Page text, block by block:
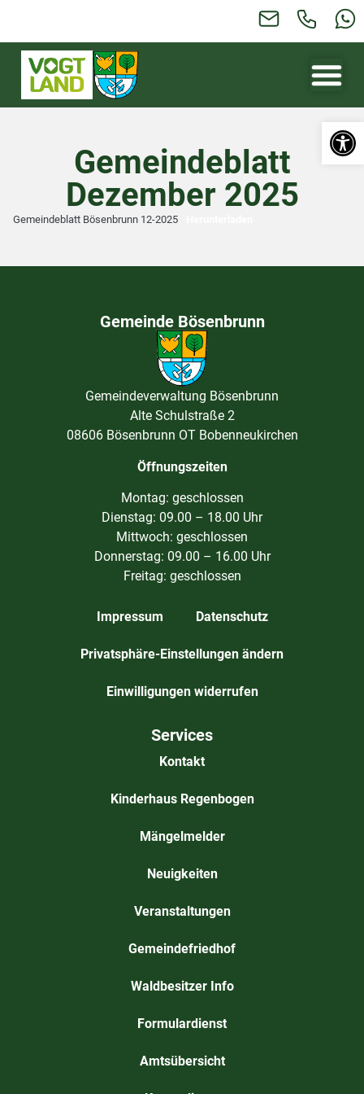
Gemeindeblatt
Dezember 2025
Gemeindeblatt Bösenbrunn 12-2025
Gemeinde Bösenbrunn
Gemeindeverwaltung Bösenbrunn
Alte Schulstraße 2
08606 Bösenbrunn OT Bobenneukirchen
Öffnungszeiten
Montag: geschlossen
Dienstag: 09.00 – 18.00 Uhr
Mittwoch: geschlossen
Donnerstag: 09.00 – 16.00 Uhr
Freitag: geschlossen
Impressum Datenschutz
Privatsphäre-Einstellungen ändern
Einwilligungen widerrufen
Services
Kontakt
Kinderhaus Regenbogen
Mängelmelder
Neuigkeiten
Veranstaltungen
Gemeindefriedhof
Waldbesitzer Info
Formulardienst
Amtsübersicht